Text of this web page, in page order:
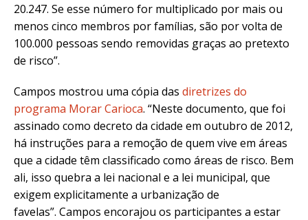
20.247. Se esse número for multiplicado por mais ou
menos cinco membros por famílias, são por volta de
100.000 pessoas sendo removidas graças ao pretexto
de risco”.
Campos mostrou uma cópia das diretrizes do
programa Morar Carioca. “Neste documento, que foi
assinado como decreto da cidade em outubro de 2012,
há instruções para a remoção de quem vive em áreas
que a cidade têm classificado como áreas de risco. Bem
ali, isso quebra a lei nacional e a lei municipal, que
exigem explicitamente a urbanização de
favelas”. Campos encorajou os participantes a estar